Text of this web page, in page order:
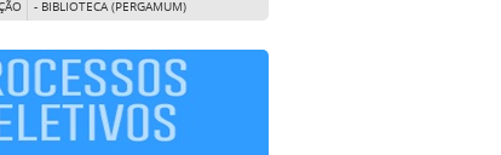
- BIBLIOTECA (PERGAMUM)